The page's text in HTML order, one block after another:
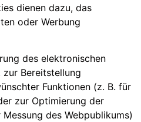
dienen dazu, das
oder Werbung
des elektronischen
zur Bereitstellung
Funktionen (z. B. für
zur Optimierung der
des Webpublikums)